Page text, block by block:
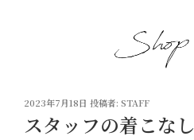
投
日:
2023年7月18日 投稿者: STAFF
スタッフの着こなし